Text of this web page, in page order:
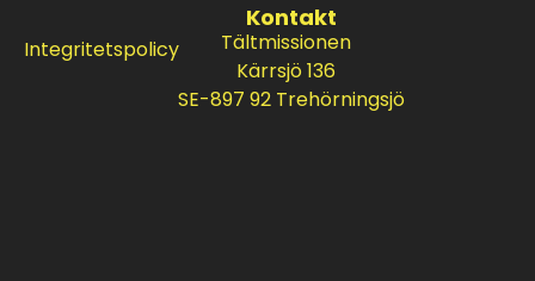
Integritetspolicy
Kontakt
Tältmissionen
Kärrsjö 136
SE-897 92 Trehörningsjö